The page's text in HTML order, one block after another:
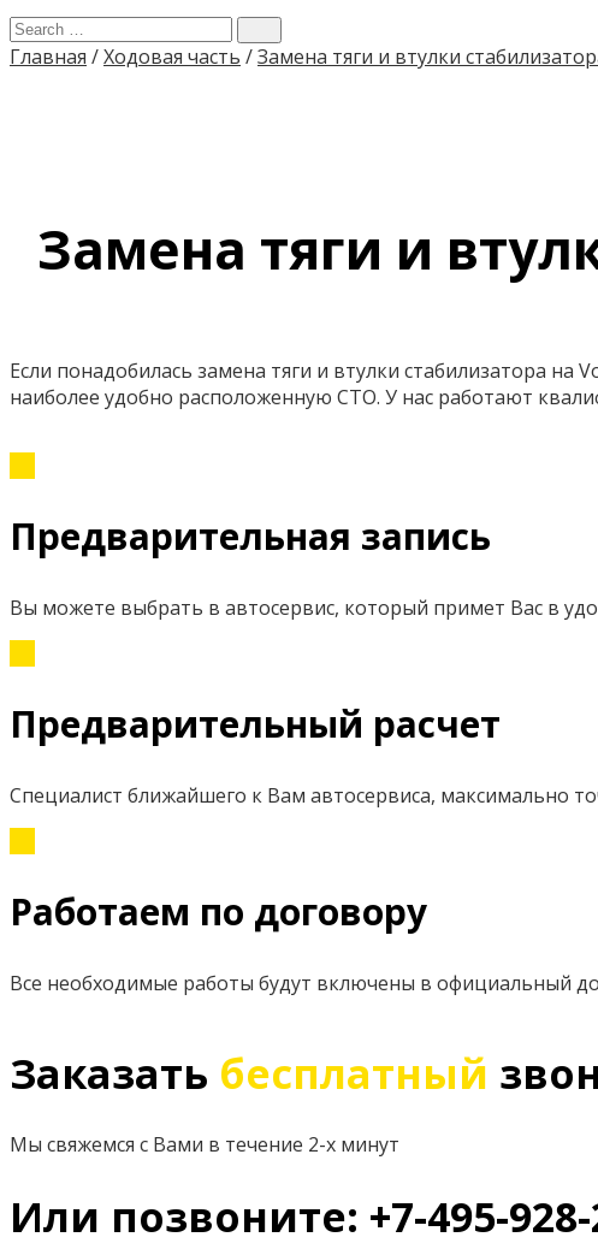
Главная /Ходовая часть /Замена тяги и втулки
Замена тяги и
Если понадобилась замена тяги и втулки стабилизатора на
наиболее удобно расположенную СТО. У нас работают
Предварительная запись
Вы можете выбрать в автосервис, который примет Вас в
Предварительный расчет
Специалист ближайшего к Вам автосервиса, максимально
Работаем по договору
Все необходимые работы будут включены в официальный
Заказать бесплатный
Мы свяжемся с Вами в течение 2-х минут
Или позвоните: +7-495-928-